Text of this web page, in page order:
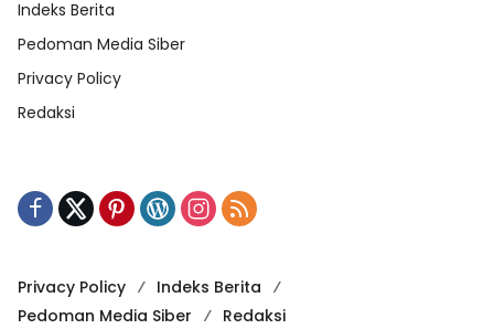
Indeks Berita
Pedoman Media Siber
Privacy Policy
Redaksi
Privacy Policy
Indeks Berita
Pedoman Media Siber
Redaksi